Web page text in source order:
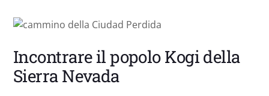
Incontrare il popolo Kogi della
Sierra Nevada